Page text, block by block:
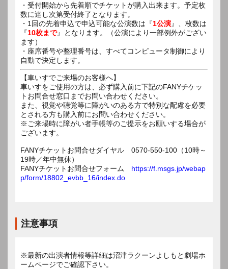
・受付開始から先着順でチケットが購入出来ます。予定枚
数に達し次第受付終了となります。
・1回の先着申込で申込可能な公演数は『1公演』、枚数は
『10枚まで』となります。（公演により一部例外がござい
ます）
・座席番号や整理番号は、すべてコンピュータ制御により
自動で決定します。
【車いすでご来場のお客様へ】
車いすをご使用の方は、必ず購入前に下記のFANYチケッ
トお問合せ窓口までお問い合わせください。
また、視覚や聴覚等に障がいのある方で特別な配慮を必要
とされる方も購入前にお問い合わせください。
※ご来場時に障がい者手帳等のご提示をお願いする場合が
ございます。
FANYチケットお問合せダイヤル 0570-550-100（10時～
19時／年中無休）
FANYチケットお問合せフォーム https://f.msgs.jp/webap
p/form/18802_evbb_16/index.do
注意事項
※最新の出演者情報等詳細は沼津ラクーンよしもと劇場ホ
ームページでご確認下さい。